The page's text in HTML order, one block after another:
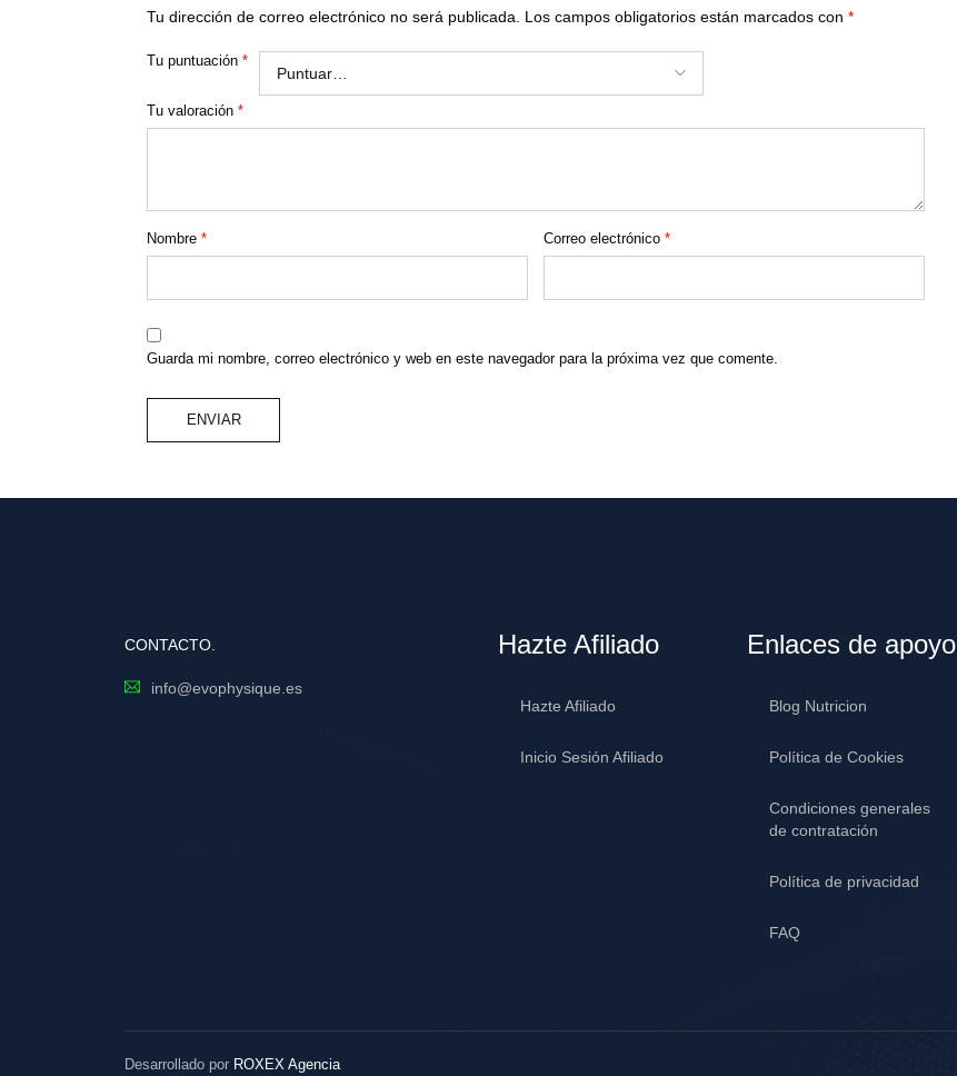
Tu dirección de correo electrónico no será publicada. Los campos obligatorios están marcados con *
Tu puntuación *
Tu valoración *
Nombre * Correo electrónico *
Guarda mi nombre, correo electrónico y web en este navegador para la próxima vez que comente.
CONTACTO.
info@evophysique.es
Hazte Afiliado
Hazte Afiliado
Inicio Sesión Afiliado
Enlaces de apoyo
Blog Nutricion
Política de Cookies
Condiciones generales
de contratación
Política de privacidad
FAQ
Desarrollado por ROXEX Agencia